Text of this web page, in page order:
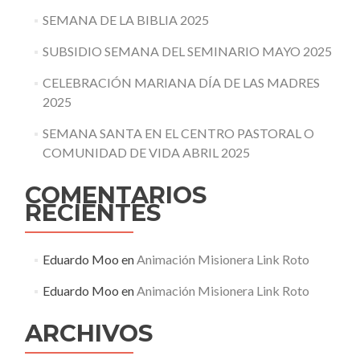
SEMANA DE LA BIBLIA 2025
SUBSIDIO SEMANA DEL SEMINARIO MAYO 2025
CELEBRACIÓN MARIANA DÍA DE LAS MADRES
2025
SEMANA SANTA EN EL CENTRO PASTORAL O
COMUNIDAD DE VIDA ABRIL 2025
COMENTARIOS
RECIENTES
Eduardo Moo enAnimación Misionera Link Roto
Eduardo Moo enAnimación Misionera Link Roto
ARCHIVOS